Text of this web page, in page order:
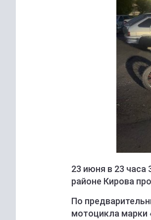
23 июня в 23 часа
районе Кирова
По
мотоцикла марки